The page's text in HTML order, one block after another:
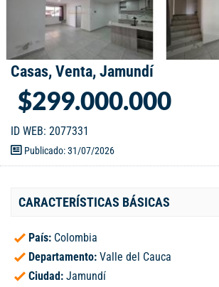
Casas, Venta, Jamundí
$299.000.000
ID WEB: 2077331
Publicado: 31/07/2026
CARACTERÍSTICAS BÁSICAS
País: Colombia
Departamento: Valle del Cauca
Ciudad: Jamundí